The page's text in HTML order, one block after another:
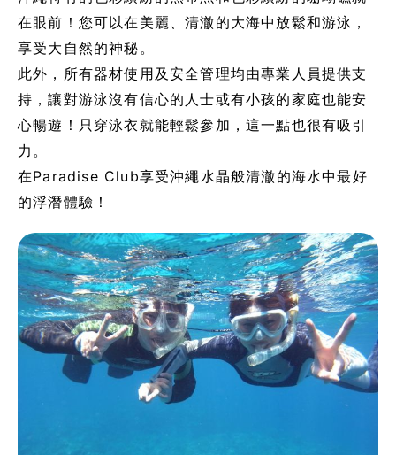
在眼前！您可以在美麗、清澈的大海中放鬆和游泳，
享受大自然的神秘。
此外，所有器材使用及安全管理均由專業人員提供支
持，讓對游泳沒有信心的人士或有小孩的家庭也能安
心暢遊！只穿泳衣就能輕鬆參加，這一點也很有吸引
力。
在Paradise Club享受沖繩水晶般清澈的海水中最好
的浮潛體驗！